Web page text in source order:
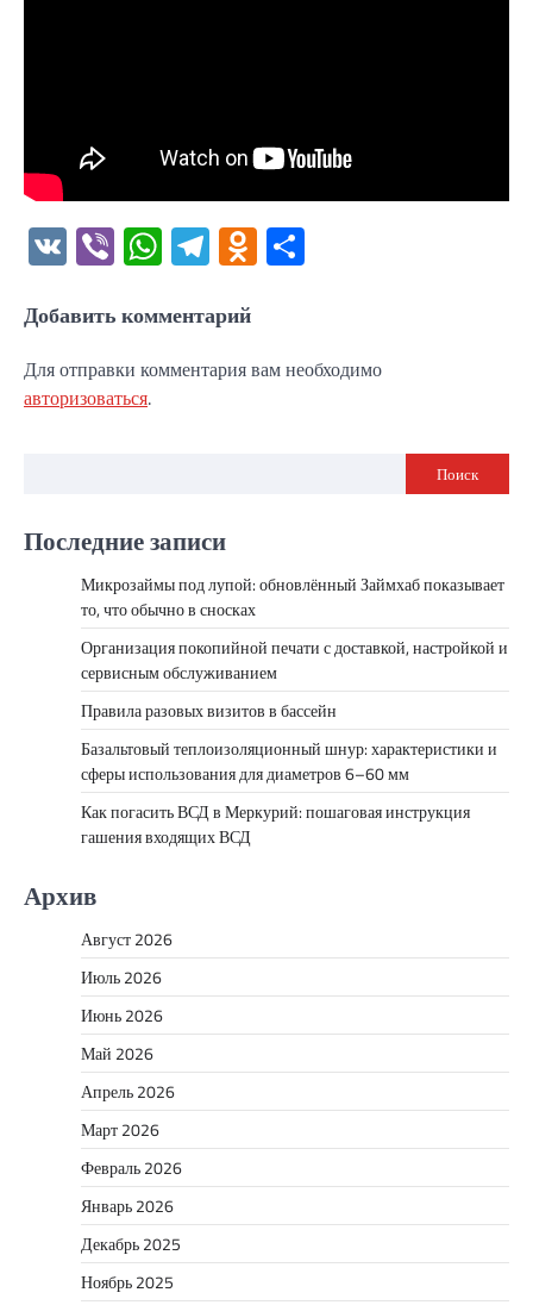
VK ViberWhatsApp
Telegram
Odnoklassniki
Добавить комментарий
Для отправки комментария вам необходимо
авторизоваться.
Поиск
Последние записи
Микрозаймы под лупой: обновлённый Займхаб показывает
то, что обычно в сносках
Организация покопийной печати с доставкой, настройкой и
сервисным обслуживанием
Правила разовых визитов в бассейн
Базальтовый теплоизоляционный шнур: характеристики и
сферы использования для диаметров 6–60 мм
Как погасить ВСД в Меркурий: пошаговая инструкция
гашения входящих ВСД
Архив
Август 2026
Июль 2026
Июнь 2026
Май 2026
Апрель 2026
Март 2026
Февраль 2026
Январь 2026
Декабрь 2025
Ноябрь 2025